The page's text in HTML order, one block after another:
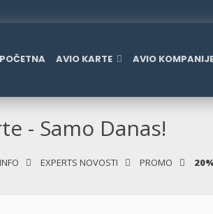
POČETNA AVIO KARTE AVIO
- Samo Danas!
EXPERTS NOVOSTI PROMO